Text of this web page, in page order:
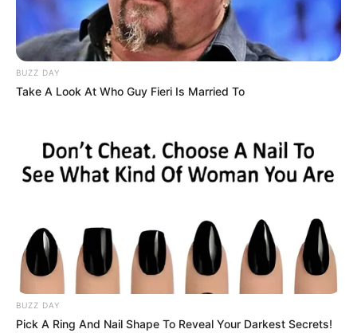
BUZZ DAY
Take A Look At Who Guy Fieri Is Married To
BUZZ DAY
Pick A Ring And Nail Shape To Reveal Your Darkest Secrets!